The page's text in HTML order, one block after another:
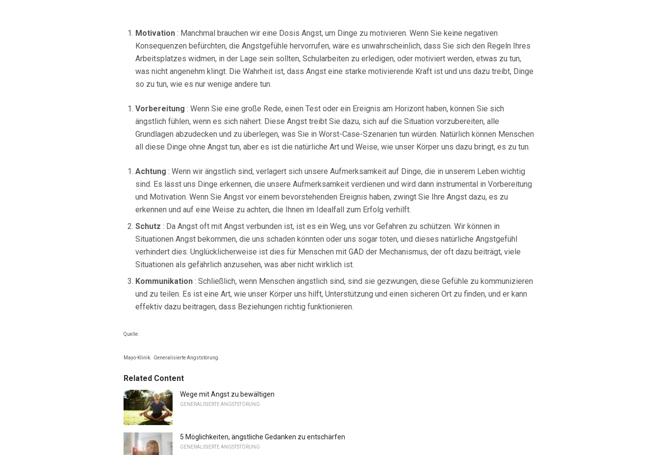
Motivation : Manchmal brauchen wir eine Dosis Angst, um Dinge zu motivieren. Wenn Sie keine negativen
Konsequenzen befürchten, die Angstgefühle hervorrufen, wäre es unwahrscheinlich, dass Sie sich den Regeln Ihres
Arbeitsplatzes widmen, in der Lage sein sollten, Schularbeiten zu erledigen, oder motiviert werden, etwas zu tun,
was nicht angenehm klingt. Die Wahrheit ist, dass Angst eine starke motivierende Kraft ist und uns dazu treibt, Dinge
so zu tun, wie es nur wenige andere tun.
Vorbereitung : Wenn Sie eine große Rede, einen Test oder ein Ereignis am Horizont haben, können Sie sich
ängstlich fühlen, wenn es sich nähert. Diese Angst treibt Sie dazu, sich auf die Situation vorzubereiten, alle
Grundlagen abzudecken und zu überlegen, was Sie in Worst-Case-Szenarien tun würden. Natürlich können Menschen
all diese Dinge ohne Angst tun, aber es ist die natürliche Art und Weise, wie unser Körper uns dazu bringt, es zu tun.
Achtung : Wenn wir ängstlich sind, verlagert sich unsere Aufmerksamkeit auf Dinge, die in unserem Leben wichtig
sind. Es lässt uns Dinge erkennen, die unsere Aufmerksamkeit verdienen und wird dann instrumental in Vorbereitung
und Motivation. Wenn Sie Angst vor einem bevorstehenden Ereignis haben, zwingt Sie Ihre Angst dazu, es zu
erkennen und auf eine Weise zu achten, die Ihnen im Idealfall zum Erfolg verhilft.
Schutz : Da Angst oft mit Angst verbunden ist, ist es ein Weg, uns vor Gefahren zu schützen. Wir können in
Situationen Angst bekommen, die uns schaden könnten oder uns sogar töten, und dieses natürliche Angstgefühl
verhindert dies. Unglücklicherweise ist dies für Menschen mit GAD der Mechanismus, der oft dazu beiträgt, viele
Situationen als gefährlich anzusehen, was aber nicht wirklich ist.
Kommunikation : Schließlich, wenn Menschen ängstlich sind, sind sie gezwungen, diese Gefühle zu kommunizieren
und zu teilen. Es ist eine Art, wie unser Körper uns hilft, Unterstützung und einen sicheren Ort zu finden, und er kann
effektiv dazu beitragen, dass Beziehungen richtig funktionieren.
Quelle:
Mayo-Klinik. Generalisierte Angststörung.
Related Content
Wege mit Angst zu bewältigen
GENERALISIERTE ANGSTSTÖRUNG
5 Möglichkeiten, ängstliche Gedanken zu entschärfen
GENERALISIERTE ANGSTSTÖRUNG